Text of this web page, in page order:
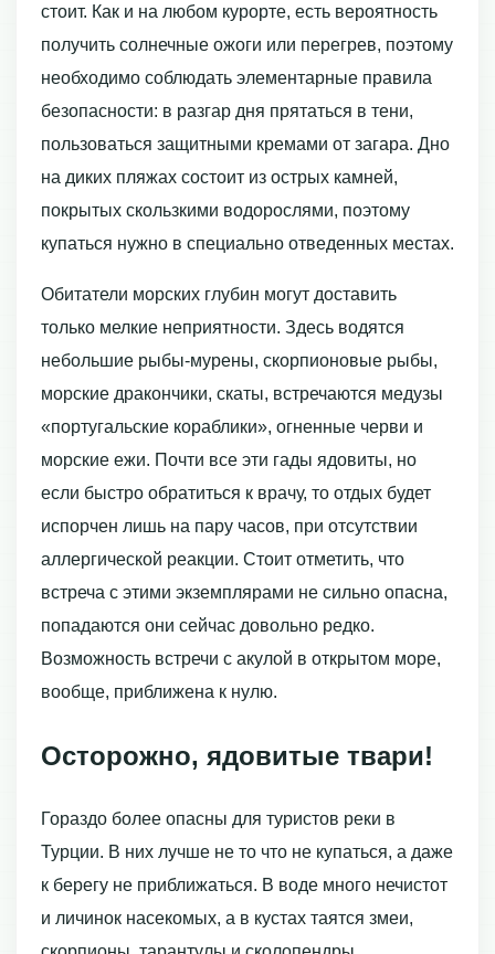
стоит. Как и на любом курорте, есть вероятность
получить солнечные ожоги или перегрев, поэтому
необходимо соблюдать элементарные правила
безопасности: в разгар дня прятаться в тени,
пользоваться защитными кремами от загара. Дно
на диких пляжах состоит из острых камней,
покрытых скользкими водорослями, поэтому
купаться нужно в специально отведенных местах.
Обитатели морских глубин могут доставить
только мелкие неприятности. Здесь водятся
небольшие рыбы-мурены, скорпионовые рыбы,
морские дракончики, скаты, встречаются медузы
«португальские кораблики», огненные черви и
морские ежи. Почти все эти гады ядовиты, но
если быстро обратиться к врачу, то отдых будет
испорчен лишь на пару часов, при отсутствии
аллергической реакции. Стоит отметить, что
встреча с этими экземплярами не сильно опасна,
попадаются они сейчас довольно редко.
Возможность встречи с акулой в открытом море,
вообще, приближена к нулю.
Осторожно, ядовитые твари!
Гораздо более опасны для туристов реки в
Турции. В них лучше не то что не купаться, а даже
к берегу не приближаться. В воде много нечистот
и личинок насекомых, а в кустах таятся змеи,